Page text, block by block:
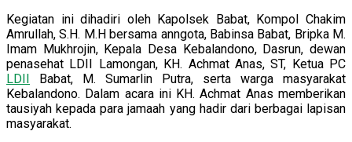
Kegiatan ini dihadiri oleh Kapolsek Babat, Kompol Chakim
Amrullah, S.H. M.H bersama anngota, Babinsa Babat, Bripka M.
Imam Mukhrojin, Kepala Desa Kebalandono, Dasrun, dewan
penasehat LDII Lamongan, KH. Achmat Anas, ST, Ketua PC
LDII Babat, M. Sumarlin Putra, serta warga masyarakat
Kebalandono. Dalam acara ini KH. Achmat Anas memberikan
tausiyah kepada para jamaah yang hadir dari berbagai lapisan
masyarakat.